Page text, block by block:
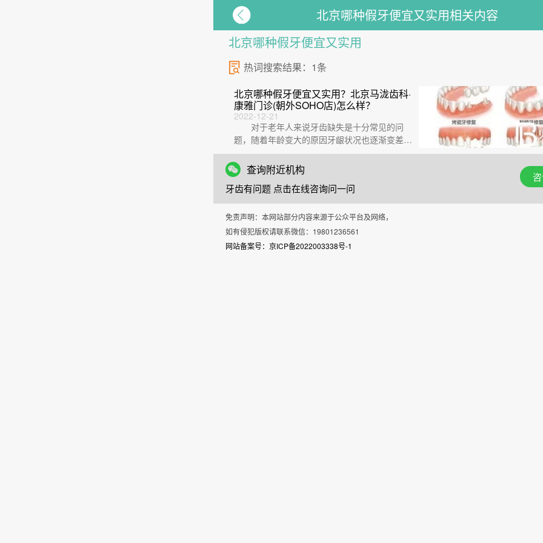
北京哪种假牙便宜又实用相关内容
北京哪种假牙便宜又实用
热词搜索结果：1条
北京哪种假牙便宜又实用？北京马泷齿科·
康雅门诊(朝外SOHO店)怎么样？
2022-12-21
对于老年人来说牙齿缺失是十分常见的问
题，随着年龄变大的原因牙龈状况也逐渐变差，
牙齿也开始不分先后···
查询附近机构
牙齿有问题 点击在线咨询问一问
免责声明：本网站部分内容来源于公众平台及网络，
如有侵犯版权请联系微信：19801236561
网站备案号：京ICP备2022003338号-1